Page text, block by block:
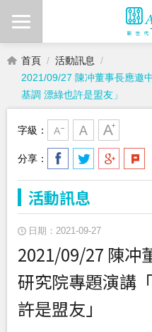
首頁
活動訊息
2021/09/27 陳冲董事長應邀
基調 漂綠也許是盟友」
字級：
分享：
活動訊息
日期：2021-09-27
2021/09/27 陳冲
研究院專題演講
許是盟友」